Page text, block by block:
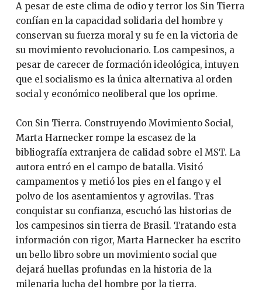
A pesar de este clima de odio y terror los Sin Tierra
confían en la capacidad solidaria del hombre y
conservan su fuerza moral y su fe en la victoria de
su movimiento revolucionario. Los campesinos, a
pesar de carecer de formación ideológica, intuyen
que el socialismo es la única alternativa al orden
social y económico neoliberal que los oprime.
Con Sin Tierra. Construyendo Movimiento Social,
Marta Harnecker rompe la escasez de la
bibliografía extranjera de calidad sobre el MST. La
autora entró en el campo de batalla. Visitó
campamentos y metió los pies en el fango y el
polvo de los asentamientos y agrovilas. Tras
conquistar su confianza, escuchó las historias de
los campesinos sin tierra de Brasil. Tratando esta
información con rigor, Marta Harnecker ha escrito
un bello libro sobre un movimiento social que
dejará huellas profundas en la historia de la
milenaria lucha del hombre por la tierra.